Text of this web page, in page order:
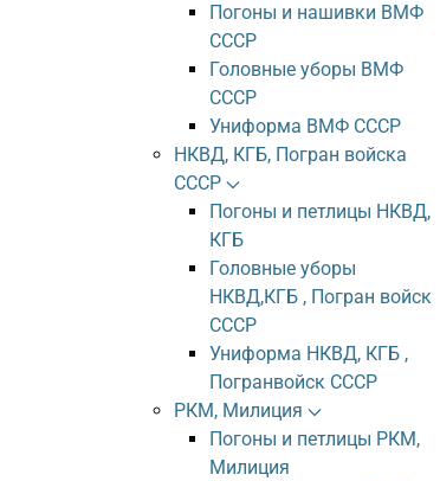
Погоны и нашивки ВМФ
СССР
Головные уборы ВМФ
СССР
Униформа ВМФ СССР
НКВД, КГБ, Погран войска
СССР
Погоны и петлицы НКВД,
КГБ
Головные уборы
НКВД,КГБ , Погран войск
СССР
Униформа НКВД, КГБ ,
Погранвойск СССР
РКМ, Милиция
Погоны и петлицы РКМ,
Милиция